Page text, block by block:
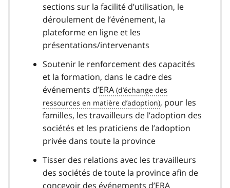
sections sur la facilité d’utilisation, le
déroulement de l’événement, la
plateforme en ligne et les
présentations/intervenants
Soutenir le renforcement des capacités
et la formation, dans le cadre des
événements d’ERA
, pour les
familles, les travailleurs de l’adoption des
sociétés et les praticiens de l’adoption
privée dans toute la province
Tisser des relations avec les travailleurs
des sociétés de toute la province afin de
concevoir des événements d’ERA